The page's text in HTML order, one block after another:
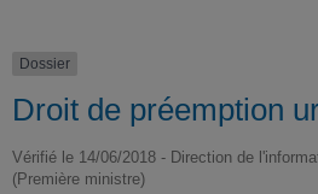
Dossier
Droit de préemption
Vérifié le 14/06/2018 - Direction de
(Première ministre)